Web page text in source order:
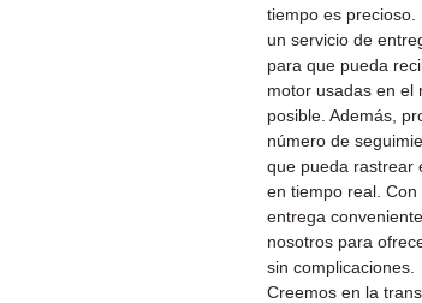
tiempo es
un servicio de
para que pueda
motor usadas en el
posible. Además,
número de
que pueda rastrear
en tiempo real.
entrega
nosotros para
sin complicaciones.
Creemos en la